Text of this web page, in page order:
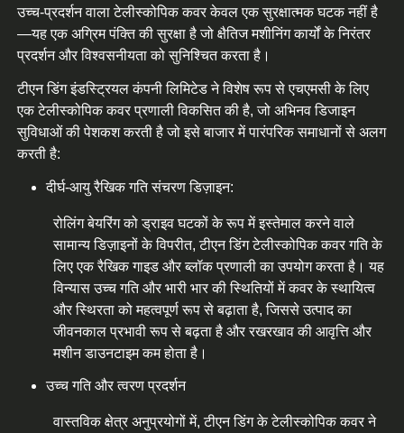
उच्च-प्रदर्शन वाला टेलीस्कोपिक कवर केवल एक सुरक्षात्मक घटक नहीं है
—यह एक अग्रिम पंक्ति की सुरक्षा है जो क्षैतिज मशीनिंग कार्यों के निरंतर
प्रदर्शन और विश्वसनीयता को सुनिश्चित करता है।
टीएन डिंग इंडस्ट्रियल कंपनी लिमिटेड ने विशेष रूप से एचएमसी के लिए
एक टेलीस्कोपिक कवर प्रणाली विकसित की है, जो अभिनव डिजाइन
सुविधाओं की पेशकश करती है जो इसे बाजार में पारंपरिक समाधानों से अलग
करती है:
दीर्घ-आयु रैखिक गति संचरण डिज़ाइन:
रोलिंग बेयरिंग को ड्राइव घटकों के रूप में इस्तेमाल करने वाले
सामान्य डिज़ाइनों के विपरीत, टीएन डिंग टेलीस्कोपिक कवर गति के
लिए एक रैखिक गाइड और ब्लॉक प्रणाली का उपयोग करता है। यह
विन्यास उच्च गति और भारी भार की स्थितियों में कवर के स्थायित्व
और स्थिरता को महत्वपूर्ण रूप से बढ़ाता है, जिससे उत्पाद का
जीवनकाल प्रभावी रूप से बढ़ता है और रखरखाव की आवृत्ति और
मशीन डाउनटाइम कम होता है।
उच्च गति और त्वरण प्रदर्शन
वास्तविक क्षेत्र अनुप्रयोगों में, टीएन डिंग के टेलीस्कोपिक कवर ने